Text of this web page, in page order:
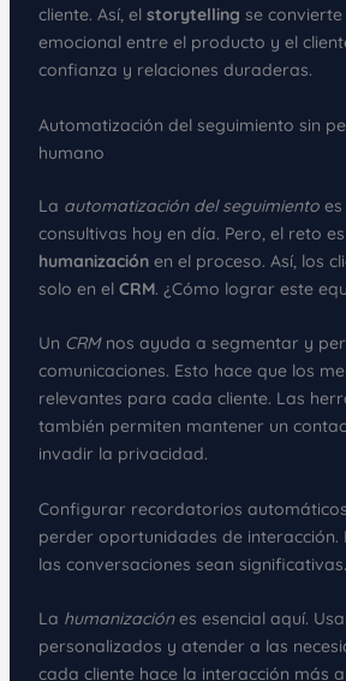
cliente. Así, el storytelling se
emocional entre el producto y el
confianza y relaciones duraderas.
Automatización del seguimiento sin
humano
La automatización del seguimientoes
consultivas hoy en día. Pero, el reto
humanizaciónen el proceso. Así, los
solo en el CRM. ¿Cómo lograr este
Un CRMnos ayuda a segmentar y
comunicaciones. Esto hace que los
relevantes para cada cliente. Las
también permiten mantener un
invadir la privacidad.
Configurar recordatorios
perder oportunidades de interacción.
las conversaciones sean significativas.
La humanizaciónes esencial aquí.
personalizados y atender a las
cada cliente hace la interacción más